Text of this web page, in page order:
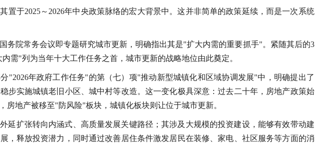
置于2025～2026年中央政策脉络的宏大背景中。这并非简单的政策延续，而是一次系统
务院常务会议即专题研究城市更新，明确指出其是"扩大内需的重要抓手"。紧随其后的3
需"列为当年十大工作任务之首，城市更新的战略地位由此奠定。
"2026年政府工作任务"的第（七）项"推动新型城镇化和区域协调发展"中，明确提出了
步实施城镇老旧小区、城中村等改造。这一变化极具深意：过去二十年，房地产政策始
房地产被移至"防风险"板块，城镇化板块则让位于城市更新。
延扩张转向内涵式、高质量发展关键路径；其涉及大规模的投资建设，能够有效带动建
，释放投资潜力，同时通过改善居住条件激发居民在装修、家电、社区服务等方面的消